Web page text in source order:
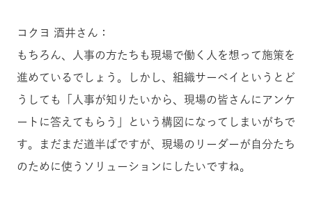
コクヨ 酒井さん：
もちろん、人事の方たちも現場で働く人を想って施策を
進めているでしょう。しかし、組織サーベイというとど
うしても「人事が知りたいから、現場の皆さんにアンケ
ートに答えてもらう」という構図になってしまいがちで
す。まだまだ道半ばですが、現場のリーダーが自分たち
のために使うソリューションにしたいですね。